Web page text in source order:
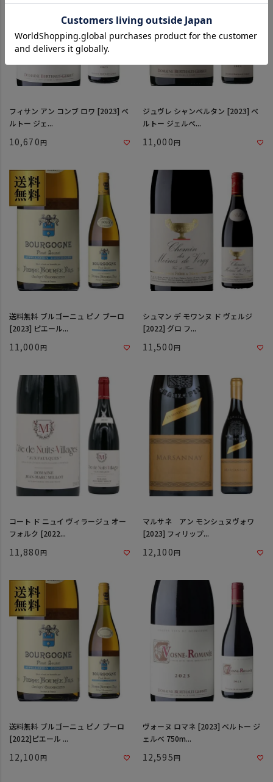
フィサン アン コンブ ロワ [2023] ベ
ルトー ジェ...
10,670
ジュヴレ シャンベルタン [2023] ベ
ルトー ジェルべ...
11,000
送料無料 ブルゴーニュ ピノ ブーロ
[2023] ピエール...
11,000
シュマン デ モワンヌ ド ヴェルジ
[2022] グロ フ...
11,500
コート ド ニュイ ヴィラージュ オー
フォルク [2022...
11,880
マルサネ アン モンシュヌヴォワ
[2023] フィリップ...
12,100
送料無料 ブルゴーニュ ピノ ブーロ
[2022]ピエール ...
12,100
ヴォーヌ ロマネ [2023] ベルトー ジ
ェルべ 750m...
12,595